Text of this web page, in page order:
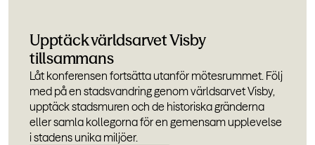
Upptäck världsarvet Visby
tillsammans
Låt konferensen fortsätta utanför mötesrummet. Följ
med på en stadsvandring genom världsarvet Visby,
upptäck stadsmuren och de historiska gränderna
eller samla kollegorna för en gemensam upplevelse
i stadens unika miljöer.